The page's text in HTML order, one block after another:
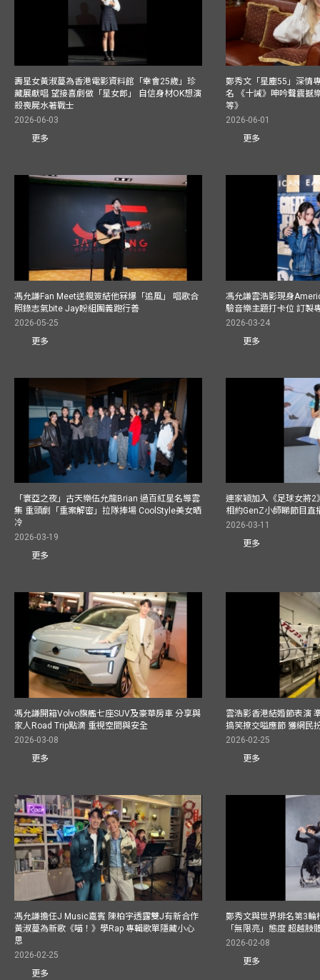
壽星女黃淑蔓為香港電影資料館「幸會25歲」珍
藏展獻唱 望接喜劇做「星女郎」 自信身材OK想演
殺喪屍水著戰士
2026-06-03
更多
鄭秀文「星塵55」深情
名 《十誡》呻吟聲震撼
等》
2026-06-01
更多
馮允謙Fan Meet送親簽結他冧爆「追風」 唱歌合
照錄志氣bite Jay盼組團義跑行善
2026-05-25
更多
馮允謙雲浩影現身
驗音樂主題打卡位 訂製
2026-03-24
更多
「寰亞之夜」古天樂伍允龍Brian 過百紅星名導雲
集 重頭劇「重案解密」拉隊捧場 CoolStyle美女晒
冷
2026-03-19
更多
連家穎加入《足球女將
相約GenZ小師睇節目直
2026-03-11
更多
馮允謙開箱Volvo旗艦七座SUV及豪華房車 分享與
家人Road Trip點滴 重視空間與安全
2026-03-08
更多
雲浩影香港結婚節表演
搞笑撩交嗌應節 獲網民
2026-02-25
更多
馮允謙擔任J Music嘉賓 陳柏宇透露雙J有新合作
黃淑蔓為新歌《喵！》學Rap 專輯歌單隱藏小心
思
2026-02-25
更多
鄭秀文與世界排名第3輪
「無限亮」態度 超越肢
2026-02-08
更多